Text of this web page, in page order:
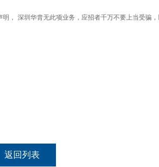
深圳华胄无此项业务，应招者千万不要上当受骗
返回列表